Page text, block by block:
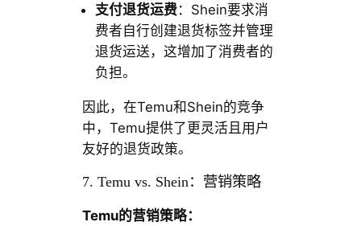
支付退货运费：Shein要求消
费者自行创建退货标签并管理
退货运送，这增加了消费者的
负担。
因此，在Temu和Shein的竞争
中，Temu提供了更灵活且用户
友好的退货政策。
7. Temu vs. Shein：营销策略
Temu的营销策略：